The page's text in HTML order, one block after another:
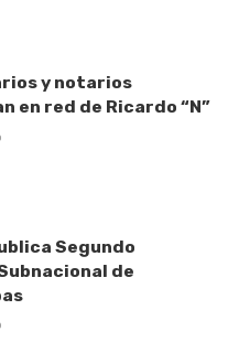
y notarios
en red de Ricardo “N”
Segundo
de